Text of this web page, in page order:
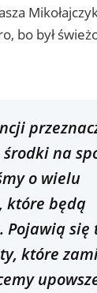
bo był
na
o wielu
które będą
Pojawią się
które